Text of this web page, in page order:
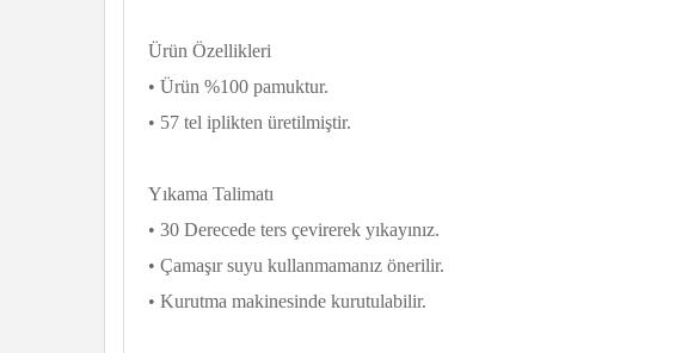
Ürün Özellikleri
• Ürün %100 pamuktur.
• 57 tel iplikten üretilmiştir.
Yıkama Talimatı
• 30 Derecede ters çevirerek yıkayınız.
• Çamaşır suyu kullanmamanız önerilir.
• Kurutma makinesinde kurutulabilir.